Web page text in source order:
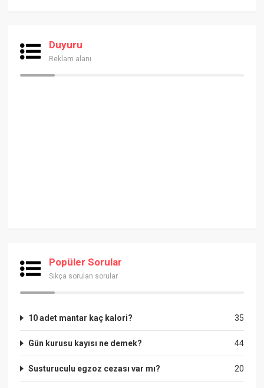
Duyuru
Reklam alanı
Popüler Sorular
Sıkça sorulan sorular
35
10 adet mantar kaç kalori?
44
Gün kurusu kayısı ne demek?
20
Susturuculu egzoz cezası var mı?